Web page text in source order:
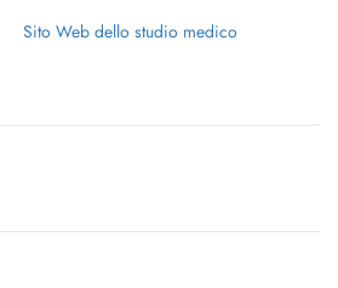
Sito Web dello studio medico